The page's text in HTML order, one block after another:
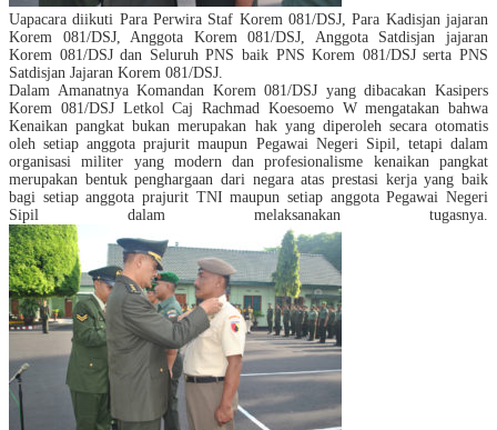
Uapacara diikuti Para Perwira Staf Korem 081/DSJ, Para Kadisjan jajaran
Korem 081/DSJ, Anggota Korem 081/DSJ, Anggota Satdisjan jajaran
Korem 081/DSJ dan Seluruh PNS baik PNS Korem 081/DSJ serta PNS
Satdisjan Jajaran Korem 081/DSJ.
Dalam Amanatnya Komandan Korem 081/DSJ yang dibacakan Kasipers
Korem 081/DSJ Letkol Caj Rachmad Koesoemo W mengatakan bahwa
Kenaikan pangkat bukan merupakan hak yang diperoleh secara otomatis
oleh setiap anggota prajurit maupun Pegawai Negeri Sipil
, tetapi dalam
organisasi militer yang modern dan profesionalisme kenaikan pangkat
merupakan bentuk penghargaan dari negara atas prestasi kerja yang baik
bagi setiap anggota prajurit TNI maupun setiap anggota Pegawai Negeri
Sipil dalam melaksanakan tugasnya.